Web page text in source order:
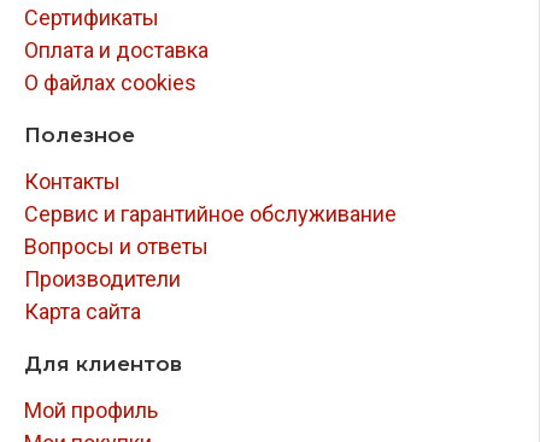
Сертификаты
Оплата и доставка
О файлах cookies
Полезное
Контакты
Сервис и гарантийное обслуживание
Вопросы и ответы
Производители
Карта сайта
Для клиентов
Мой профиль